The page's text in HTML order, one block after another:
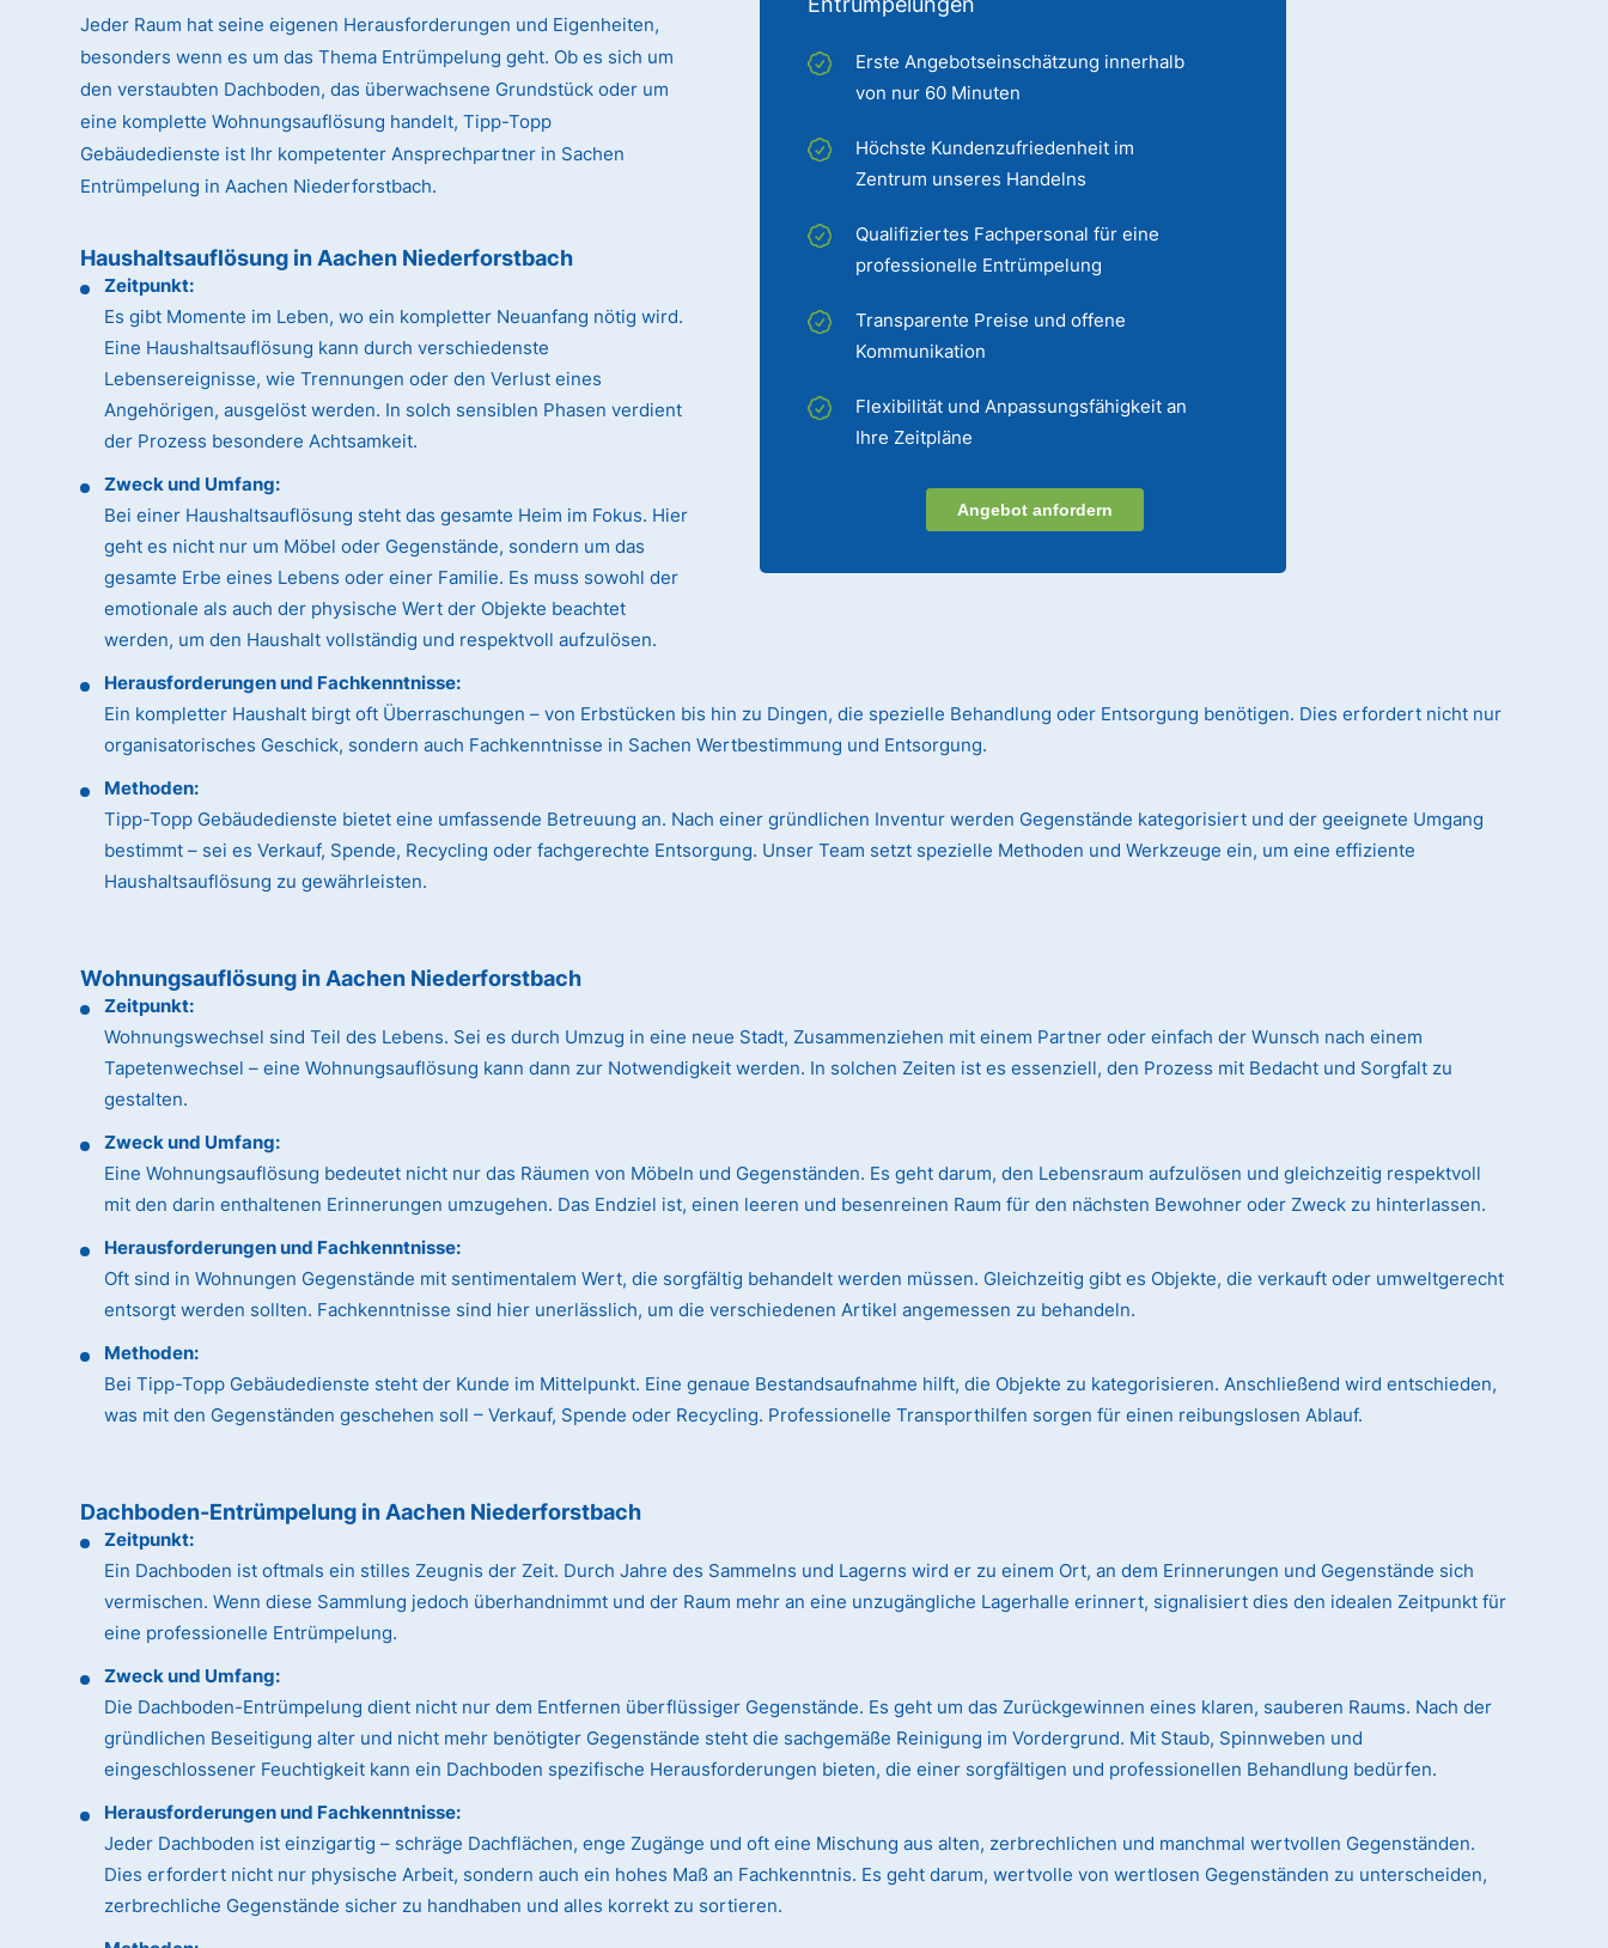
Erste Angebotseinschätzung innerhalb
von nur 60 Minuten
Höchste Kundenzufriedenheit im
Zentrum unseres Handelns
Qualifiziertes Fachpersonal für eine
professionelle Entrümpelung
Transparente Preise und offene
Kommunikation
Flexibilität und Anpassungsfähigkeit an
Ihre Zeitpläne
Angebot anfordern
Jeder Raum hat seine eigenen Herausforderungen und Eigenheiten,
besonders wenn es um das Thema Entrümpelung geht. Ob es sich um
den verstaubten Dachboden, das überwachsene Grundstück oder um
eine komplette Wohnungsauflösung handelt, Tipp-Topp
Gebäudedienste ist Ihr kompetenter Ansprechpartner in Sachen
Entrümpelung in Aachen Niederforstbach.
Haushaltsauflösung in Aachen Niederforstbach
Zeitpunkt:
Es gibt Momente im Leben, wo ein kompletter Neuanfang nötig wird.
Eine Haushaltsauflösung kann durch verschiedenste
Lebensereignisse, wie Trennungen oder den Verlust eines
Angehörigen, ausgelöst werden. In solch sensiblen Phasen verdient
der Prozess besondere Achtsamkeit.
Zweck und Umfang:
Bei einer Haushaltsauflösung steht das gesamte Heim im Fokus. Hier
geht es nicht nur um Möbel oder Gegenstände, sondern um das
gesamte Erbe eines Lebens oder einer Familie. Es muss sowohl der
emotionale als auch der physische Wert der Objekte beachtet
werden, um den Haushalt vollständig und respektvoll aufzulösen.
Herausforderungen und Fachkenntnisse:
Ein kompletter Haushalt birgt oft Überraschungen – von Erbstücken bis hin zu Dingen, die spezielle Behandlung oder Entsorgung benötigen. Dies erfordert nicht nur
organisatorisches Geschick, sondern auch Fachkenntnisse in Sachen Wertbestimmung und Entsorgung.
Methoden:
Tipp-Topp Gebäudedienste bietet eine umfassende Betreuung an. Nach einer gründlichen Inventur werden Gegenstände kategorisiert und der geeignete Umgang
bestimmt – sei es Verkauf, Spende, Recycling oder fachgerechte Entsorgung. Unser Team setzt spezielle Methoden und Werkzeuge ein, um eine effiziente
Haushaltsauflösung zu gewährleisten.
Wohnungsauflösung in Aachen Niederforstbach
Zeitpunkt:
Wohnungswechsel sind Teil des Lebens. Sei es durch Umzug in eine neue Stadt, Zusammenziehen mit einem Partner oder einfach der Wunsch nach einem
Tapetenwechsel – eine Wohnungsauflösung kann dann zur Notwendigkeit werden. In solchen Zeiten ist es essenziell, den Prozess mit Bedacht und Sorgfalt zu
gestalten.
Zweck und Umfang:
Eine Wohnungsauflösung bedeutet nicht nur das Räumen von Möbeln und Gegenständen. Es geht darum, den Lebensraum aufzulösen und gleichzeitig respektvoll
mit den darin enthaltenen Erinnerungen umzugehen. Das Endziel ist, einen leeren und besenreinen Raum für den nächsten Bewohner oder Zweck zu hinterlassen.
Herausforderungen und Fachkenntnisse:
Oft sind in Wohnungen Gegenstände mit sentimentalem Wert, die sorgfältig behandelt werden müssen. Gleichzeitig gibt es Objekte, die verkauft oder umweltgerecht
entsorgt werden sollten. Fachkenntnisse sind hier unerlässlich, um die verschiedenen Artikel angemessen zu behandeln.
Methoden:
Bei Tipp-Topp Gebäudedienste steht der Kunde im Mittelpunkt. Eine genaue Bestandsaufnahme hilft, die Objekte zu kategorisieren. Anschließend wird entschieden,
was mit den Gegenständen geschehen soll – Verkauf, Spende oder Recycling. Professionelle Transporthilfen sorgen für einen reibungslosen Ablauf.
Dachboden-Entrümpelung in Aachen Niederforstbach
Zeitpunkt:
Ein Dachboden ist oftmals ein stilles Zeugnis der Zeit. Durch Jahre des Sammelns und Lagerns wird er zu einem Ort, an dem Erinnerungen und Gegenstände sich
vermischen. Wenn diese Sammlung jedoch überhandnimmt und der Raum mehr an eine unzugängliche Lagerhalle erinnert, signalisiert dies den idealen Zeitpunkt für
eine professionelle Entrümpelung.
Zweck und Umfang:
Die Dachboden-Entrümpelung dient nicht nur dem Entfernen überflüssiger Gegenstände. Es geht um das Zurückgewinnen eines klaren, sauberen Raums. Nach der
gründlichen Beseitigung alter und nicht mehr benötigter Gegenstände steht die sachgemäße Reinigung im Vordergrund. Mit Staub, Spinnweben und
eingeschlossener Feuchtigkeit kann ein Dachboden spezifische Herausforderungen bieten, die einer sorgfältigen und professionellen Behandlung bedürfen.
Herausforderungen und Fachkenntnisse:
Jeder Dachboden ist einzigartig – schräge Dachflächen, enge Zugänge und oft eine Mischung aus alten, zerbrechlichen und manchmal wertvollen Gegenständen.
Dies erfordert nicht nur physische Arbeit, sondern auch ein hohes Maß an Fachkenntnis. Es geht darum, wertvolle von wertlosen Gegenständen zu unterscheiden,
zerbrechliche Gegenstände sicher zu handhaben und alles korrekt zu sortieren.